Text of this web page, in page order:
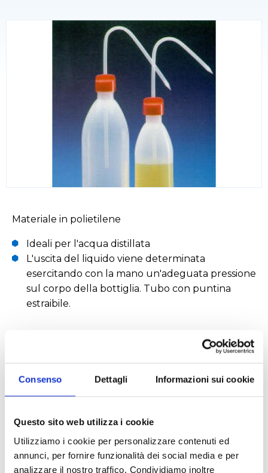
Consenso Dettagli Informazioni sui cookie
Questo sito web utilizza i cookie
Utilizziamo i cookie per personalizzare contenuti ed
annunci, per fornire funzionalità dei social media e per
analizzare il nostro traffico. Condividiamo inoltre
Materiale in polietilene
Ideali per l'acqua distillata
L'uscita del liquido viene determinata
esercitando con la mano un'adeguata pressione
sul corpo della bottiglia. Tubo con puntina
estraibile.
Settori